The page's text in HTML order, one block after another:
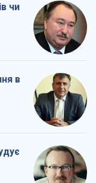
чи
в